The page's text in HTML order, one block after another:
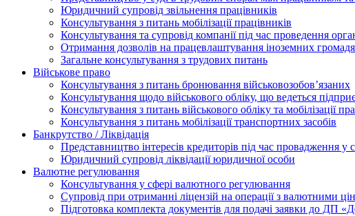
Юридичний супровід звільнення працівників
Консультування з питань мобілізації працівників
Консультування та супровід компанії під час проведення
Отримання дозволів на працевлаштування іноземних
Загальне консультування з трудових питань
Військове право
Консультування з питань бронювання військовозобов’язаних
Консультування щодо військового обліку, що ведеться
Консультування з питань військового обліку та мобілізації
Консультування з питань мобілізації транспортних засобів
Банкрутство / Ліквідація
Представництво інтересів кредиторів під час провадження у
Юридичний супровід ліквідації юридичної особи
Валютне регулювання
Консультування у сфері валютного регулювання
Супровід при отриманні ліцензій на операції з валютними
Підготовка комплекта документів для подачі заявки до ДП